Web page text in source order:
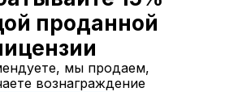
проданной
мы продаем,
вознаграждение